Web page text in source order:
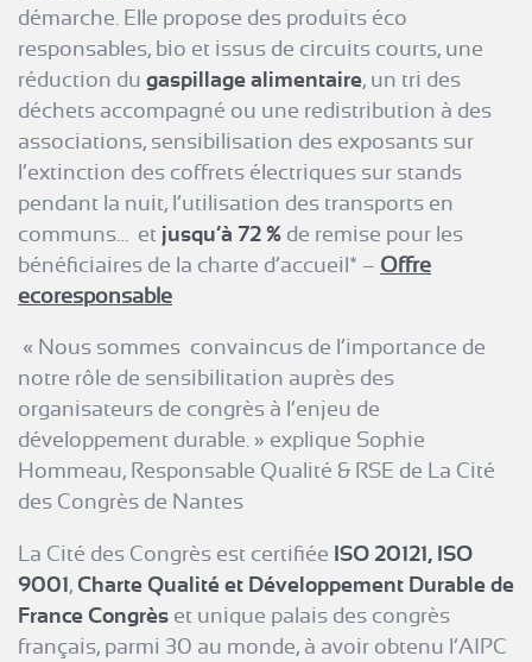
démarche. Elle propose des produits éco
responsables, bio et issus de circuits courts, une
réduction du gaspillage alimentaire, un tri des
déchets accompagné ou une redistribution à des
associations, sensibilisation des exposants sur
l’extinction des coffrets électriques sur stands
pendant la nuit, l’utilisation des transports en
communs… et jusqu’à 72 % de remise pour les
bénéficiaires de la charte d’accueil* – Offre
ecoresponsable
« Nous sommes convaincus de l’importance de
notre rôle de sensibilitation auprès des
organisateurs de congrès à l’enjeu de
développement durable. » explique Sophie
Hommeau, Responsable Qualité & RSE de La Cité
des Congrès de Nantes
La Cité des Congrès est certifiée ISO 20121, ISO
9001, Charte Qualité et Développement Durable de
France Congrès et unique palais des congrès
français, parmi 30 au monde, à avoir obtenu l’AIPC